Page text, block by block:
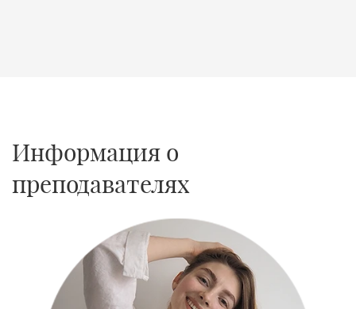
Информация о
преподавателях